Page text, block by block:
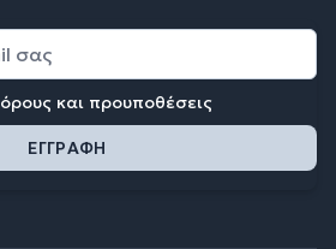
όρους και προυποθέσεις